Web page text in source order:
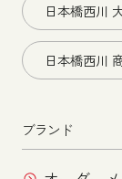
日本橋西川
日本橋西川
ブランド